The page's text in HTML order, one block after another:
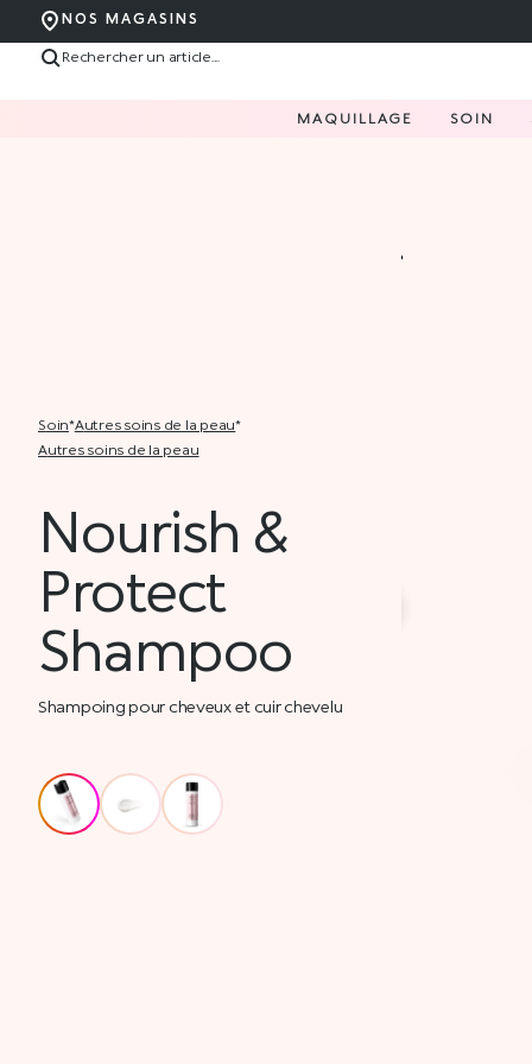
NOS MAGASINS
MAQUILLAGE SOIN
soin* autres soins de la peau*
autres soins de la peau
Nourish &
Protect
Shampoo
Shampoing pour cheveux et cuir chevelu